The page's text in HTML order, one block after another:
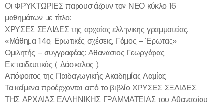
Οι ΦΡΥΚΤΩΡΙΕΣ παρουσιάζουν τον ΝΕΟ κύκλο 16
μαθημάτων με τίτλο:
ΧΡΥΣΕΣ ΣΕΛΙΔΕΣ της αρχαίας ελληνικής γραμματείας.
«Μάθημα 14ο, Ερωτικές σχέσεις, Γάμος – Έρωτας»
Ομιλητής – συγγραφέας: Αθανάσιος Γεωργάρας
Εκπαιδευτικός ( Δάσκαλος ).
Απόφοιτος της Παιδαγωγικής Ακαδημίας Λαμίας
Τα κείμενα προέρχονται από το βιβλίο ΧΡΥΣΕΣ ΣΕΛΙΔΕΣ
ΤΗΣ ΑΡΧΑΙΑΣ ΕΛΛΗΝΙΚΗΣ ΓΡΑΜΜΑΤΕΙΑΣ του Αθανασίου